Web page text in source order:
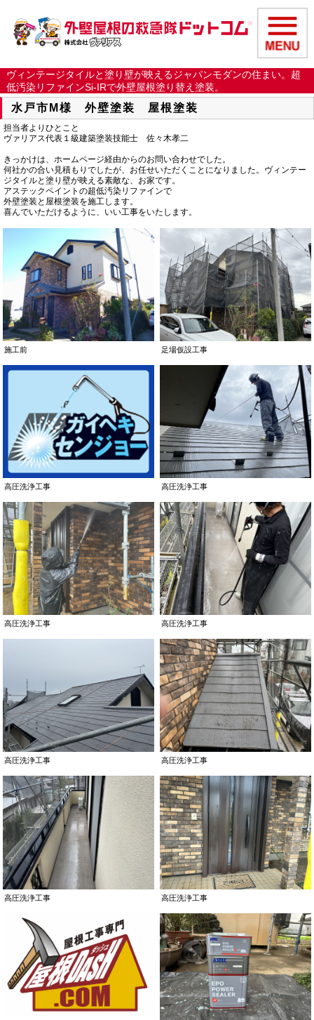
ヴィンテージタイルと塗り壁が映えるジャパンモダンの住まい。超
低汚染リファインSi-IRで外壁屋根塗り替え塗装。
水戸市M様 外壁塗装 屋根塗装
担当者よりひとこと
ヴァリアス代表１級建築塗装技能士 佐々木孝二
きっかけは、ホームページ経由からのお問い合わせでした。
何社かの合い見積もりでしたが、お任せいただくことになりました。ヴィンテー
ジタイルと塗り壁が映える素敵な、お家です。
アステックペイントの超低汚染リファインで
外壁塗装と屋根塗装を施工します。
喜んでいただけるように、いい工事をいたします。
施工前 足場仮設工事
高圧洗浄工事 高圧洗浄工事
高圧洗浄工事 高圧洗浄工事
高圧洗浄工事 高圧洗浄工事
高圧洗浄工事 高圧洗浄工事